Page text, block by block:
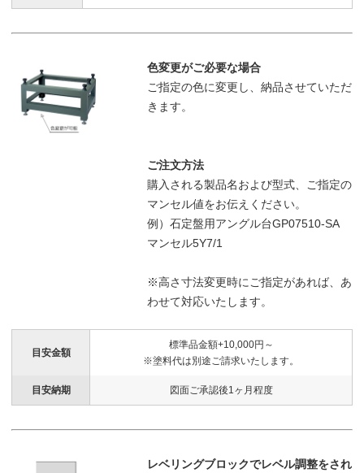
色変更がご必要な場合
ご指定の色に変更し、納品させていただ
きます。
ご注文方法
購入される製品名および型式、ご指定の
マンセル値をお伝えください。
例）石定盤用アングル台GP07510-SA
マンセル5Y7/1
※高さ寸法変更時にご指定があれば、あ
わせて対応いたします。
目安金額
標準品金額+10,000円～
※塗料代は別途ご請求いたします。
目安納期 図面ご承認後1ヶ月程度
レベリングブロックでレベル調整をされ